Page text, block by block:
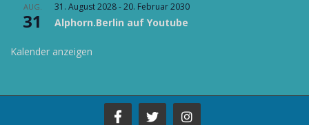
AUG.
31
31. August 2028-20. Februar 2030
Alphorn.Berlin auf Youtube
Kalender anzeigen